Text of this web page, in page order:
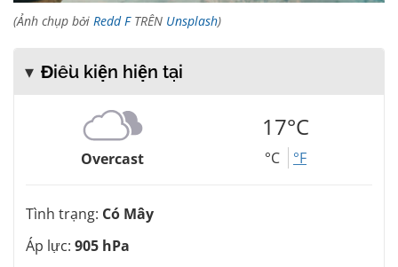
(Ảnh chụp bởi Redd FTRÊN Unsplash)
Điều kiện hiện tại
Overcast
17°C
°C °F
Tình trạng: Có Mây
Áp lực: 905 hPa